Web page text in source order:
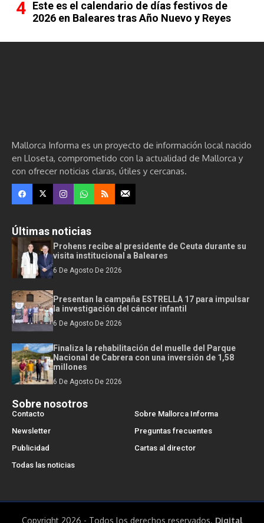
Este es el calendario de días festivos de
2026 en Baleares tras Año Nuevo y Reyes
Mallorca Informa es un proyecto de información local nacido
en Lloseta, comprometido con la actualidad de Mallorca y
con ofrecer noticias claras, útiles y cercanas.
Últimas noticias
Prohens recibe al presidente de Ceuta durante su
visita institucional a Baleares
6 De Agosto De 2026
Presentan la campaña ESTRELLA 17 para impulsar
la investigación del cáncer infantil
6 De Agosto De 2026
Finaliza la rehabilitación del muelle del Parque
Nacional de Cabrera con una inversión de 1,58
millones
6 De Agosto De 2026
Sobre nosotros
Contacto
Sobre Mallorca Informa
Newsletter
Preguntas frecuentes
Publicidad
Cartas al director
Todas las noticias
Copyright 2026 - Todos los derechos reservados. Digital